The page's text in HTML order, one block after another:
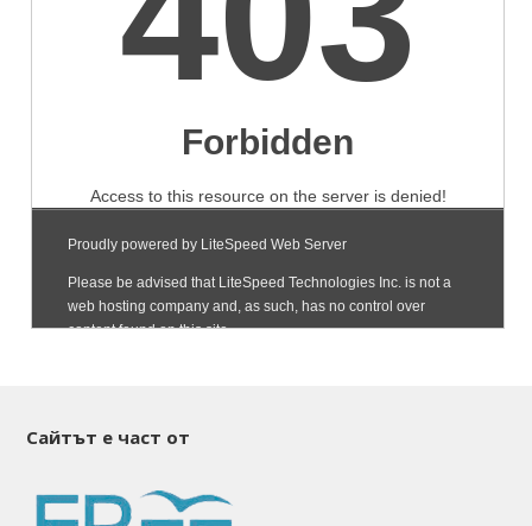
Сайтът е част от